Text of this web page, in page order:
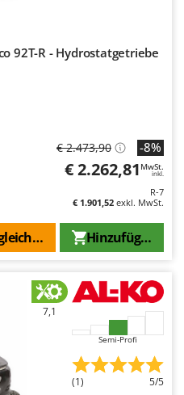
92T-R - Hydrostatgetriebe
€ 2.473,90 -8%
€ 2.262,81 MwSt.
inkl.
R-7
€ 1.901,52 exkl. MwSt.
Hinzufügen
Sie
7,1
Semi-Profi
(1) 5/5